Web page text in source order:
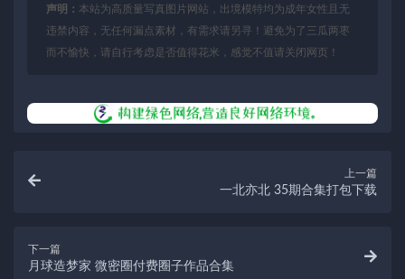
声明： 本站为高质量写真图片网站，出境模特均为成年女性且无
违禁内容，无任何漏点素材，有需求请另寻！避免为了三瓜两枣
而不愉快，请自行考虑是否值得花米，感觉不值请关闭网页！
上一篇
一北亦北 35期合集打包下载
下一篇
月球造梦家 微密圈付费圈子作品合集